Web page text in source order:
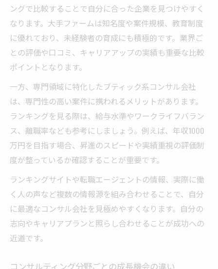
ングで比較することで自分に合った企業を見つけやすく
なります。大手ファームは知名度や案件規模、教育制度
に優れており、未経験者の育成にも積極的です。業界ご
との評価や口コミ、キャリアアップの実績も重要な比較
ポイントとなります。
一方、専門領域に特化したブティック系コンサル会社
は、専門性の高い案件に携われるメリットがあります。
ランキングを見る際は、給与水準やワークライフバラン
ス、離職率なども参考にしましょう。例えば、年収1000
万円を目指す場合、昇進のスピードや実績重視の評価制
度が整っているか確認することが重要です。
ランキングサイトや転職エージェントの情報、実際に働
く人の声など複数の情報源を組み合わせることで、自分
に最適なコンサル会社を見極めやすくなります。自分の
志向やキャリアプランと照らし合わせることが成功への
近道です。
コンサルティング分野ごとの成長機会の違い